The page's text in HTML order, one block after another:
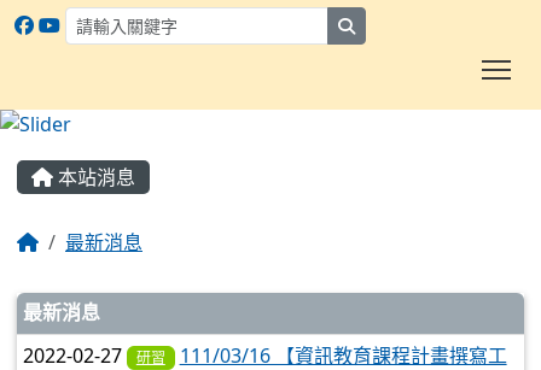
本站消息
最新消息
文章列表
最新消息
2022-02-27 研習
111/03/16 【資訊教育課程計畫撰寫工